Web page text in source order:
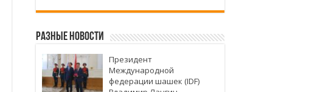
Разные новости
Президент
Международной
федерации шашек (IDF)